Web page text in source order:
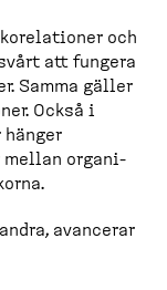
och
att fungera
Samma gäller
Också i
mellan organi­
avancerar